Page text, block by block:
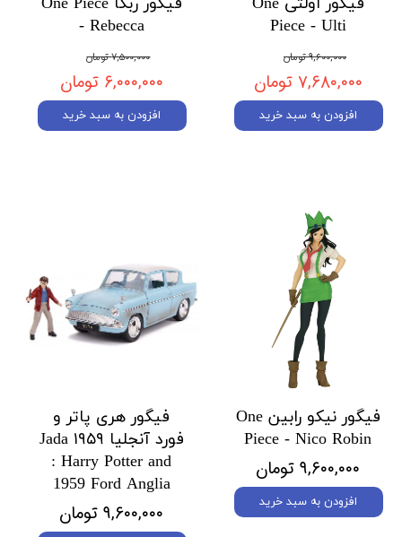
Piece - Ulti
۹,۶۰۰,۰۰۰ تومان
۷,۶۸۰,۰۰۰ تومان
افزودن به سبد خرید
- Rebecca
۷,۵۰۰,۰۰۰ تومان
۶,۰۰۰,۰۰۰ تومان
افزودن به سبد خرید
فیگور نیکو رابین One
Piece - Nico Robin
۹,۶۰۰,۰۰۰ تومان
افزودن به سبد خرید
فیگور هری پاتر و
فورد آنجلیا ۱۹۵۹ Jada
: Harry Potter and
1959 Ford Anglia
۹,۶۰۰,۰۰۰ تومان